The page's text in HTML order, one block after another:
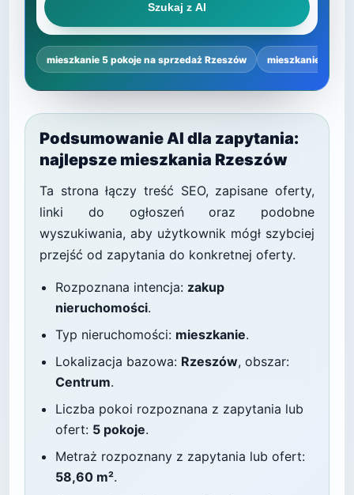
Szukaj z AI
mieszkanie 5 pokoje na sprzedaż Rzeszów mieszkanie 5
Podsumowanie AI dla zapytania:
najlepsze mieszkania Rzeszów
Ta strona łączy treść SEO, zapisane oferty,
linki do ogłoszeń oraz podobne
wyszukiwania, aby użytkownik mógł szybciej
przejść od zapytania do konkretnej oferty.
Rozpoznana intencja: zakup
nieruchomości.
Typ nieruchomości: mieszkanie.
Lokalizacja bazowa: Rzeszów, obszar:
Centrum.
Liczba pokoi rozpoznana z zapytania lub
ofert: 5 pokoje.
Metraż rozpoznany z zapytania lub ofert:
58,60 m².